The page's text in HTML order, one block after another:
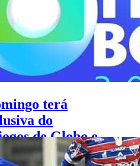
terá
do
de Globo e